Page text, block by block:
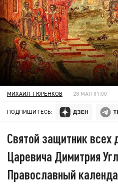
МИХАИЛ ТЮРЕНКОВ 28 МАЯ 01:00
ПОДПИШИТЕСЬ:
Святой защитник всех
Царевича Димитрия
Православный